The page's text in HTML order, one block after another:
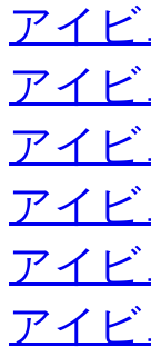
アイ
アイ
アイ
アイ
アイ
アイ